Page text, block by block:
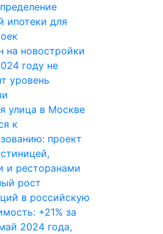
ипотеки для
на новостройки
году не
уровень
улица в Москве
к
проект
и ресторанами
рост
в российскую
+21% за
2024 года,